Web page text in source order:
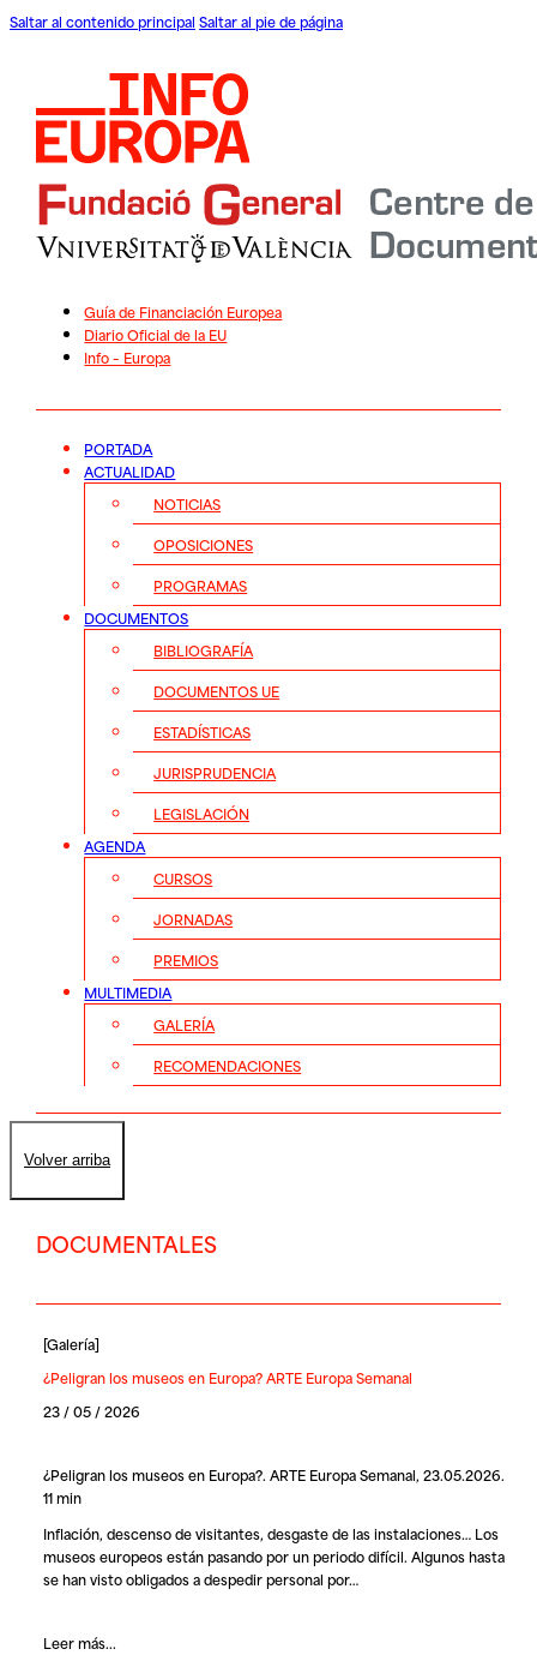
Saltar al contenido principal Saltar al pie de página
Guía de Financiación Europea
Diario Oficial de la EU
Info – Europa
PORTADA
ACTUALIDAD
NOTICIAS
OPOSICIONES
PROGRAMAS
DOCUMENTOS
BIBLIOGRAFÍA
DOCUMENTOS UE
ESTADÍSTICAS
JURISPRUDENCIA
LEGISLACIÓN
AGENDA
CURSOS
JORNADAS
PREMIOS
MULTIMEDIA
GALERÍA
RECOMENDACIONES
Volver arriba
DOCUMENTALES
[Galería]
¿Peligran los museos en Europa? ARTE Europa Semanal
23 / 05 / 2026
¿Peligran los museos en Europa?. ARTE Europa Semanal, 23.05.2026.
11 min
Inflación, descenso de visitantes, desgaste de las instalaciones… Los
museos europeos están pasando por un periodo difícil. Algunos hasta
se han visto obligados a despedir personal por…
Leer más...